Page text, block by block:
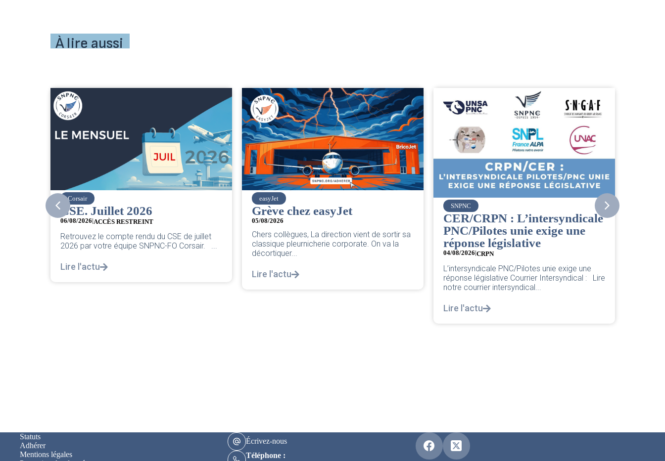
À lire aussi
du CSE de juillet
FO Corsair. ...
Grève chez easyJet
05/08/2026
Chers collègues, La direction vient de sortir sa
classique pleurnicherie corporate. On va la
décortiquer...
CER/CRPN : L’intersyndicale
PNC/Pilotes unie exige une
réponse législative
L’intersyndicale PNC/Pilotes unie exige une
réponse législative Courrier Intersyndical : Lire
Vueling
Bienvenue à la nouvelle
Cheffe de Base PNC d’Orly.
04/08/2026
Pour une base plus forte et plus juste. Chère
nouvelle Cheffe de Base PNC d’Orly,...
Lire l'actu
Statuts
Adhérer
Mentions légales
Écrivez-nous
Téléphone :